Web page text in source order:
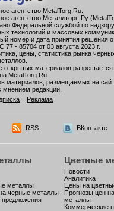
агентство MetalTorg.Ru
агентство Металлторг. Ру
Федеральной службой по
технологий и массовых
номер и дата принятия решения о
- 85704 от 03 августа 2023 г.
цены, статистика рынка
открытых материалов разрешается
MetalTorg.Ru
материалов, размещаемых на
мнением редакции.
Реклама
RSS ВКонтакте
металлы
черные металлы
Цветные
Новости
Аналитика
Цены на
Прогнозы цен
металлы
Коммерческие